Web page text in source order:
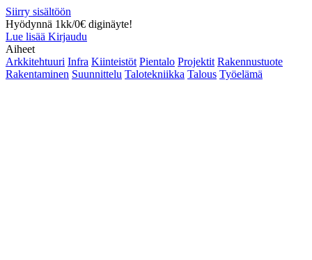
Siirry sisältöön
Hyödynnä 1kk/0€ diginäyte!
Lue lisää Kirjaudu
Aiheet
Arkkitehtuuri Infra Kiinteistöt Pientalo Projektit Rakennustuote
Rakentaminen Suunnittelu Talotekniikka Talous Työelämä